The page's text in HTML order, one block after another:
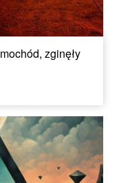
zginęły